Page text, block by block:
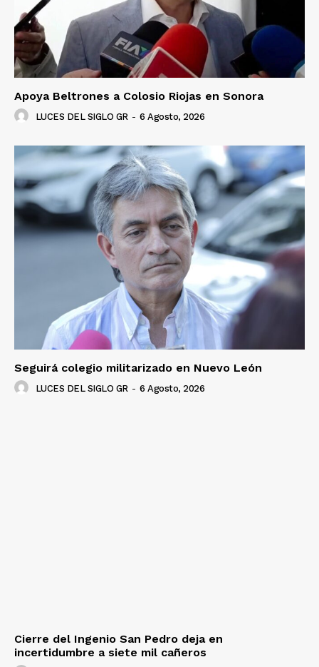
Apoya Beltrones a Colosio Riojas en Sonora
LUCES DEL SIGLO GR - 6 Agosto, 2026
Seguirá colegio militarizado en Nuevo León
LUCES DEL SIGLO GR - 6 Agosto, 2026
Cierre del Ingenio San Pedro deja en
incertidumbre a siete mil cañeros